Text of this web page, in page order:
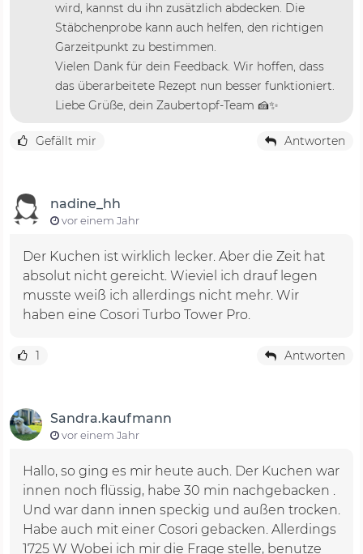
wird, kannst du ihn zusätzlich abdecken. Die
Stäbchenprobe kann auch helfen, den richtigen
Garzeitpunkt zu bestimmen.
Vielen Dank für dein Feedback. Wir hoffen, dass
das überarbeitete Rezept nun besser funktioniert.
Liebe Grüße, dein Zaubertopf-Team 🍰✨
Gefällt mir Antworten
nadine_hh
vor einem Jahr
Der Kuchen ist wirklich lecker. Aber die Zeit hat
absolut nicht gereicht. Wieviel ich drauf legen
musste weiß ich allerdings nicht mehr. Wir
haben eine Cosori Turbo Tower Pro.
1 Antworten
Sandra.kaufmann
vor einem Jahr
Hallo, so ging es mir heute auch. Der Kuchen war
innen noch flüssig, habe 30 min nachgebacken .
Und war dann innen speckig und außen trocken.
Habe auch mit einer Cosori gebacken. Allerdings
1725 W Wobei ich mir die Frage stelle, benutze